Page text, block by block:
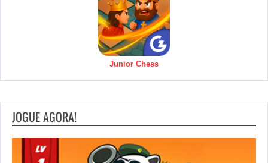
Junior Chess
JOGUE AGORA!